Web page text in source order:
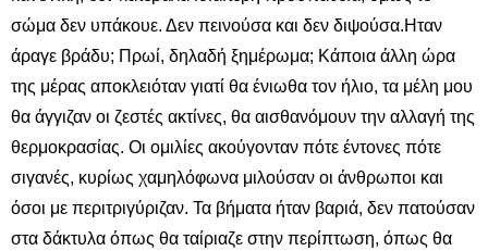
σώμα δεν υπάκουε. Δεν πεινούσα και δεν διψούσα.Ηταν
άραγε βράδυ; Πρωί, δηλαδή ξημέρωμα; Κάποια άλλη ώρα
της μέρας αποκλειόταν γιατί θα ένιωθα τον ήλιο, τα μέλη μου
θα άγγιζαν οι ζεστές ακτίνες, θα αισθανόμουν την αλλαγή της
θερμοκρασίας. Οι ομιλίες ακούγονταν πότε έντονες πότε
σιγανές, κυρίως χαμηλόφωνα μιλούσαν οι άνθρωποι και
όσοι με περιτριγύριζαν. Τα βήματα ήταν βαριά, δεν πατούσαν
στα δάκτυλα όπως θα ταίριαζε στην περίπτωση, όπως θα